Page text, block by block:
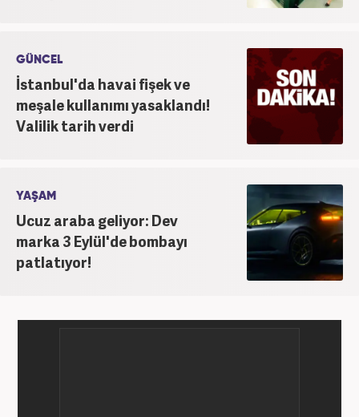
GÜNCEL
İstanbul'da havai fişek ve
meşale kullanımı yasaklandı!
Valilik tarih verdi
YAŞAM
Ucuz araba geliyor: Dev
marka 3 Eylül'de bombayı
patlatıyor!